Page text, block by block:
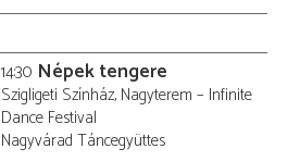
14:30 Népek tengere
Szigligeti Színház, Nagyterem – Infinite
Dance Festival
Nagyvárad Táncegyüttes